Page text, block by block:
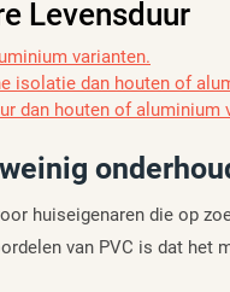
Levensduur
varianten.
isolatie dan houten of
dan houten of aluminium
huiseigenaren die op
van PVC is dat het